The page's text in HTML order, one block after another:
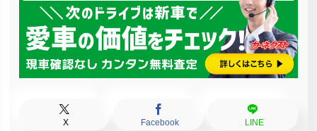
X Facebook LINE